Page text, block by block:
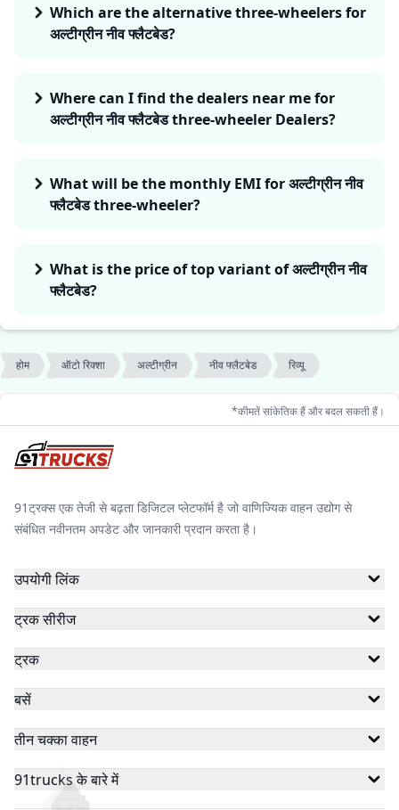
Which are the alternative three-wheelers for
अल्टीग्रीन नीव फ्लैटबेड?
Where can I find the dealers near me for
अल्टीग्रीन नीव फ्लैटबेड three-wheeler Dealers?
What will be the monthly EMI for अल्टीग्रीन नीव
फ्लैटबेड three-wheeler?
What is the price of top variant of अल्टीग्रीन नीव
फ्लैटबेड?
होम ऑटो रिक्शा अल्टीग्रीन नीव फ्लैटबेड रिव्यू
*कीमतें सांकेतिक हैं और बदल सकती हैं।
91ट्रक्स एक तेजी से बढ़ता डिजिटल प्लेटफॉर्म है जो वाणिज्यिक वाहन उद्योग से
संबंधित नवीनतम अपडेट और जानकारी प्रदान करता है।
उपयोगी लिंक
ट्रक सीरीज
ट्रक
बसें
तीन चक्का वाहन
91trucks के बारे में